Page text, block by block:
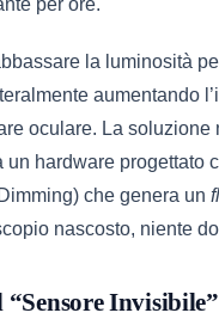
la luminosità
aumentando
oculare. La soluzione
un hardware progettato
che genera un
nascosto, niente
“Sensore